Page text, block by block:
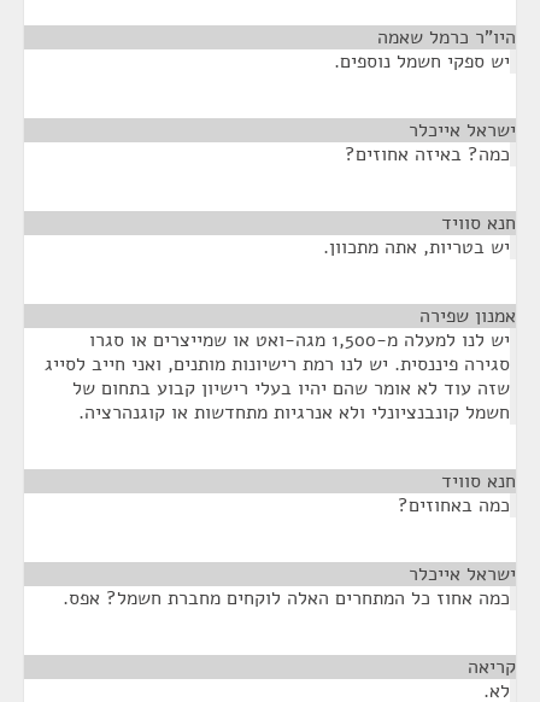
היו"ר כרמל שאמה
יש ספקי חשמל נוספים.
ישראל אייכלר
כמה? באיזה אחוזים?
חנא סוויד
יש בטריות, אתה מתכוון.
אמנון שפירה
יש לנו למעלה מ-1,500 מגה-ואט או שמייצרים או סגרו
סגירה פיננסית. יש לנו רמת רישיונות מותנים, ואני חייב לסייג
שזה עוד לא אומר שהם יהיו בעלי רישיון קבוע בתחום של
חשמל קונבנציונלי ולא אנרגיות מתחדשות או קוגנהרציה.
חנא סוויד
כמה באחוזים?
ישראל אייכלר
כמה אחוז כל המתחרים האלה לוקחים מחברת חשמל? אפס.
קריאה
לא.